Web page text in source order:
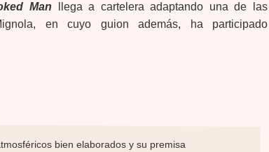
Man llega a cartelera adaptando una de las
en cuyo guion además, ha participado
bien elaborados y su premisa